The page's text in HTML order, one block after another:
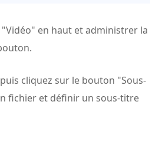
en haut et administrer la
cliquez sur le bouton "Sous-
fichier et définir un sous-titre